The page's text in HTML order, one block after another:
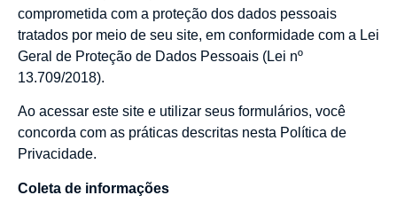
comprometida com a proteção dos dados pessoais
tratados por meio de seu site, em conformidade com a Lei
Geral de Proteção de Dados Pessoais (Lei nº
13.709/2018).
Ao acessar este site e utilizar seus formulários, você
concorda com as práticas descritas nesta Política de
Privacidade.
Coleta de informações